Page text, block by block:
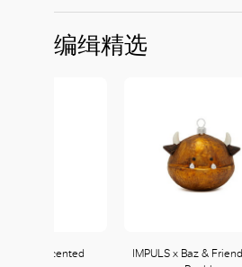
编缉精选
Gloria Scented
IMPULS x Baz &